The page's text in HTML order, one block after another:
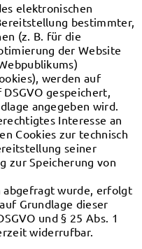
elektronischen
bestimmter,
(z. B. für die
der Website
werden auf
gespeichert,
angegeben wird.
Interesse an
Cookies zur technisch
seiner
zur Speicherung von
abgefragt wurde, erfolgt
Grundlage dieser
und § 25 Abs. 1
widerrufbar.